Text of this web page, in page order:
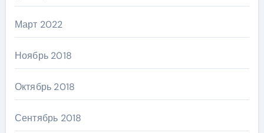
Март 2022
Ноябрь 2018
Октябрь 2018
Сентябрь 2018